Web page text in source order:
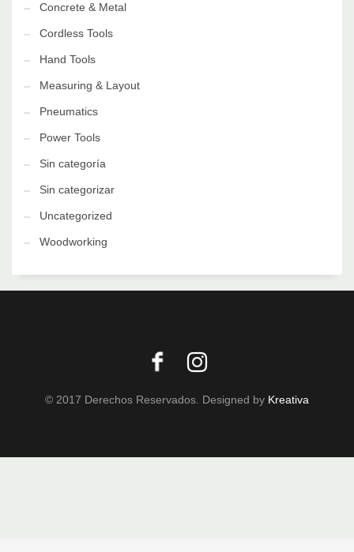
Concrete & Metal
Cordless Tools
Hand Tools
Measuring & Layout
Pneumatics
Power Tools
Sin categoría
Sin categorizar
Uncategorized
Woodworking
© 2017 Derechos Reservados. Designed by Kreativa